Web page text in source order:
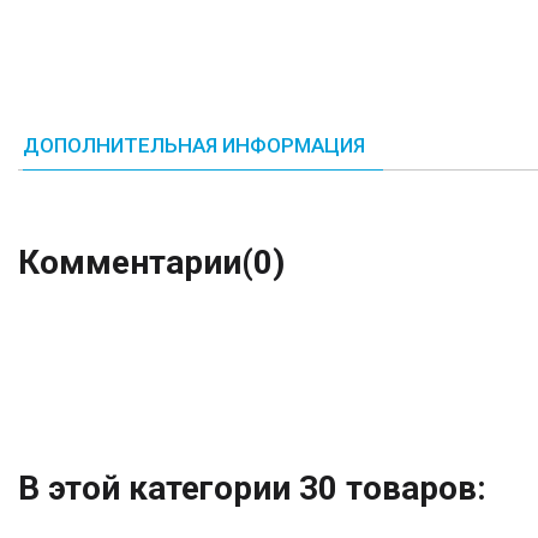
ДОПОЛНИТЕЛЬНАЯ ИНФОРМАЦИЯ
Комментарии(0)
В этой категории 30 товаров: